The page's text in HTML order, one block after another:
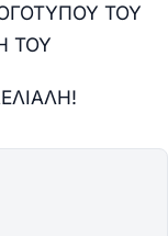
ΤΟΥ
ΤΟΥ